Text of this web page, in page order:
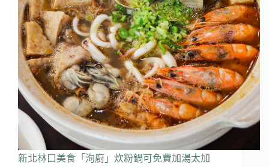
新北林口美食「洵廚」炊粉鍋可免費加湯太加